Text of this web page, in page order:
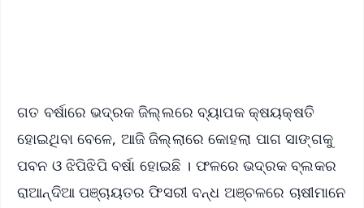
ଗତ ବର୍ଷାରେ ଭଦ୍ରକ ଜିଲ୍ଲରେ ବ୍ୟାପକ କ୍ଷୟକ୍ଷତି
ହୋଇଥିବା ବେଳେ, ଆଜି ଜିଲ୍ଲାରେ କୋହଲା ପାଗ ସାଙ୍ଗକୁ
ପବନ ଓ ଝିପିଝିପି ବର୍ଷା ହୋଇଛି । ଫଳରେ ଭଦ୍ରକ ବ୍ଲକର
ରାଆନ୍ଦିଆ ପଞ୍ଚାୟତର ଫିସରୀ ବନ୍ଧ ଅଞ୍ଚଳରେ ଚାଷୀମାନେ